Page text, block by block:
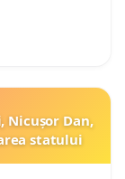
Nicușor Dan,
statului